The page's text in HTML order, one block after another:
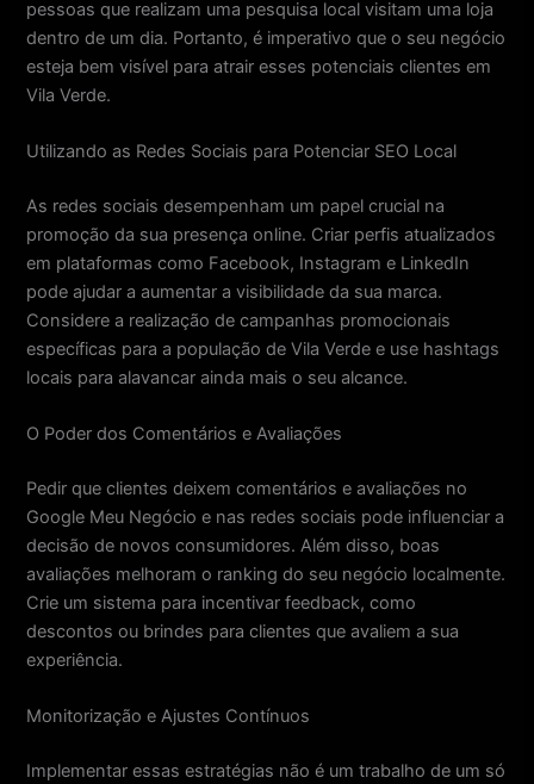
pessoas que realizam uma pesquisa local visitam uma loja
dentro de um dia. Portanto, é imperativo que o seu negócio
esteja bem visível para atrair esses potenciais clientes em
Vila Verde.
Utilizando as Redes Sociais para Potenciar SEO Local
As redes sociais desempenham um papel crucial na
promoção da sua presença online. Criar perfis atualizados
em plataformas como Facebook, Instagram e LinkedIn
pode ajudar a aumentar a visibilidade da sua marca.
Considere a realização de campanhas promocionais
específicas para a população de Vila Verde e use hashtags
locais para alavancar ainda mais o seu alcance.
O Poder dos Comentários e Avaliações
Pedir que clientes deixem comentários e avaliações no
Google Meu Negócio e nas redes sociais pode influenciar a
decisão de novos consumidores. Além disso, boas
avaliações melhoram o ranking do seu negócio localmente.
Crie um sistema para incentivar feedback, como
descontos ou brindes para clientes que avaliem a sua
experiência.
Monitorização e Ajustes Contínuos
Implementar essas estratégias não é um trabalho de um só